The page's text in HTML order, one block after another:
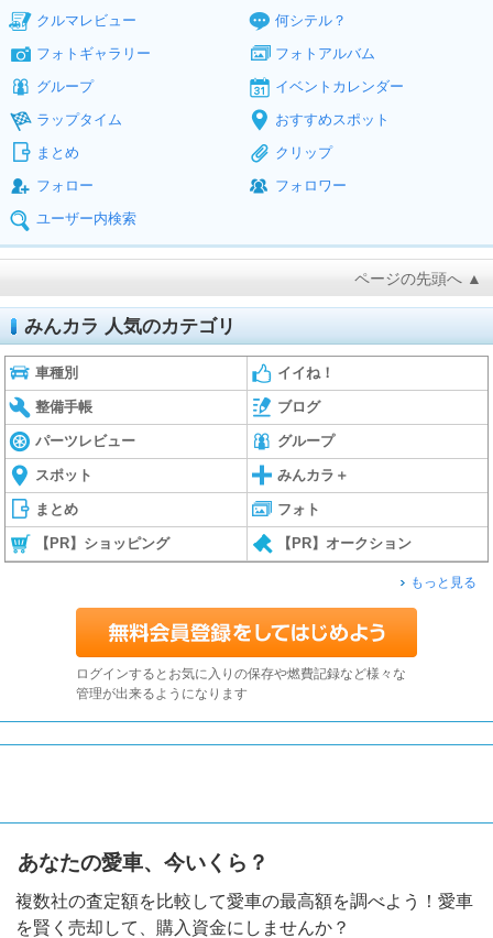
クルマレビュー
何シテル？
フォトギャラリー
フォトアルバム
グループ
イベントカレンダー
ラップタイム
おすすめスポット
まとめ
クリップ
フォロー
フォロワー
ユーザー内検索
ページの先頭へ ▲
みんカラ 人気のカテゴリ
車種別 イイね！
整備手帳 ブログ
パーツレビュー グループ
スポット みんカラ＋
まとめ フォト
【PR】ショッピング 【PR】オークション
もっと見る
ログインするとお気に入りの保存や燃費記録など様々な
管理が出来るようになります
あなたの愛車、今いくら？
複数社の査定額を比較して愛車の最高額を調べよう！愛車
を賢く売却して、購入資金にしませんか？